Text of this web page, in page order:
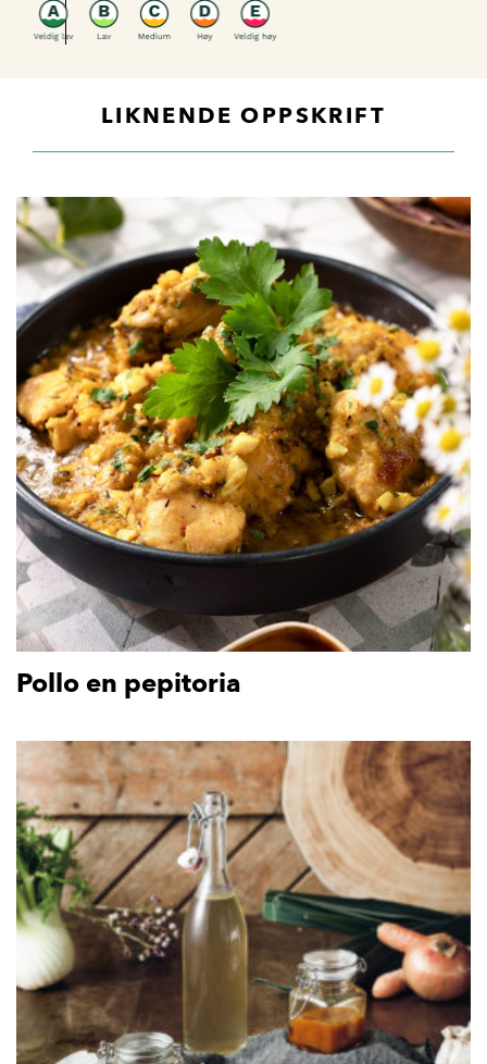
LIKNENDE OPPSKRIFT
Pollo en pepitoria